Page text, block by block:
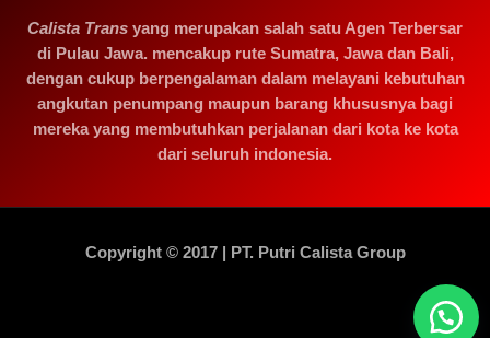
Calista Trans yang merupakan salah satu Agen Terbersar
di Pulau Jawa. mencakup rute Sumatra, Jawa dan Bali,
dengan cukup berpengalaman dalam melayani kebutuhan
angkutan penumpang maupun barang khususnya bagi
mereka yang membutuhkan perjalanan dari kota ke kota
dari seluruh indonesia.
Copyright © 2017 | PT. Putri Calista Group